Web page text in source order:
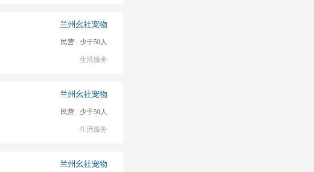
兰州幺社宠物
民营 | 少于50人
生活服务
兰州幺社宠物
民营 | 少于50人
生活服务
兰州幺社宠物